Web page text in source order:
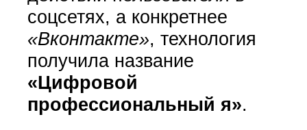
соцсетях, а конкретнее
«Вконтакте», технология
получила название
«Цифровой
профессиональный я».